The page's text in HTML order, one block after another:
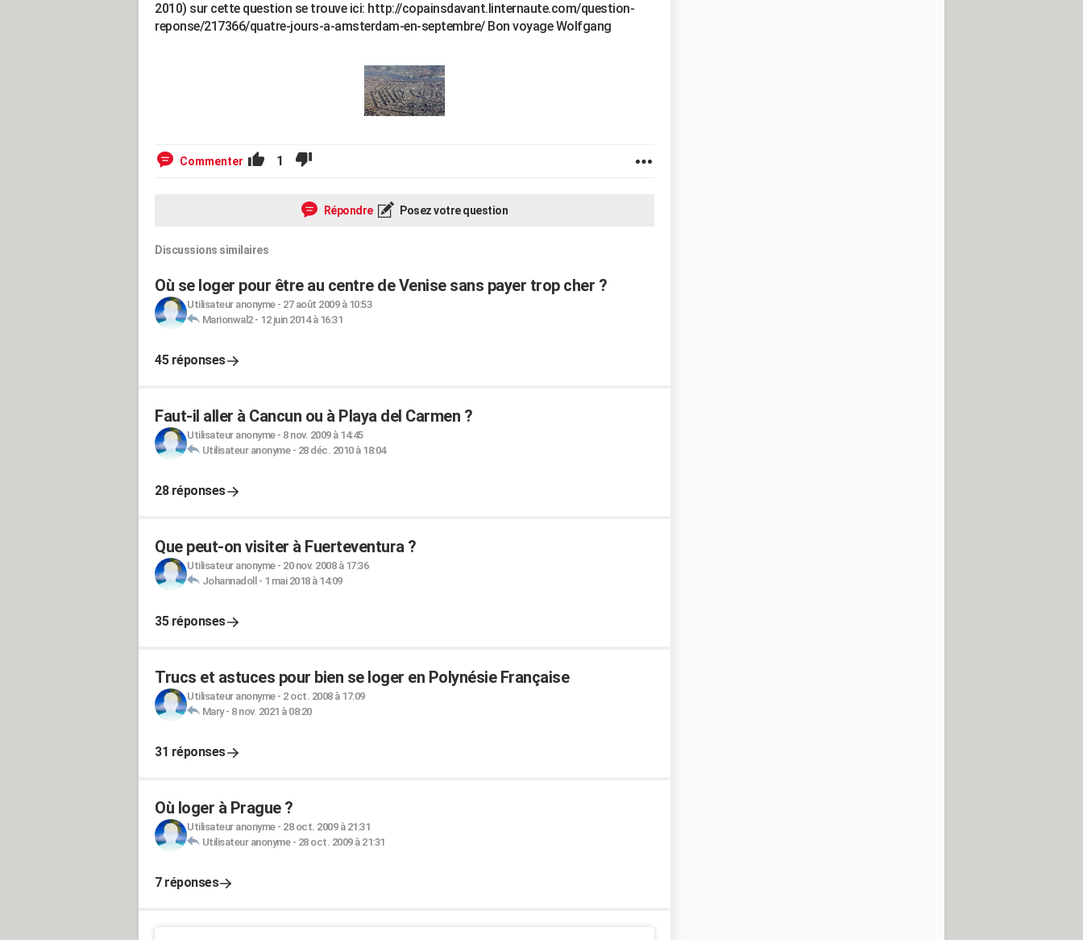
2010) sur cette question se trouve ici: http://copainsdavant.linternaute.com/question-
reponse/217366/quatre-jours-a-amsterdam-en-septembre/ Bon voyage Wolfgang
Commenter 1
Répondre Posez votre question
Discussions similaires
Où se loger pour être au centre de Venise sans payer trop cher ?
Utilisateur anonyme- 27 août 2009 à 10:53
Marionwal2- 12 juin 2014 à 16:31
45 réponses
Faut-il aller à Cancun ou à Playa del Carmen ?
Utilisateur anonyme- 8 nov. 2009 à 14:45
Utilisateur anonyme- 28 déc. 2010 à 18:04
28 réponses
Que peut-on visiter à Fuerteventura ?
Utilisateur anonyme- 20 nov. 2008 à 17:36
Johannadoll - 1 mai 2018 à 14:09
35 réponses
Trucs et astuces pour bien se loger en Polynésie Française
Utilisateur anonyme- 2 oct. 2008 à 17:09
Mary- 8 nov. 2021 à 08:20
31 réponses
Où loger à Prague ?
Utilisateur anonyme- 28 oct. 2009 à 21:31
Utilisateur anonyme- 28 oct. 2009 à 21:31
7 réponses